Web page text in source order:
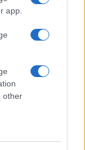
app.
other